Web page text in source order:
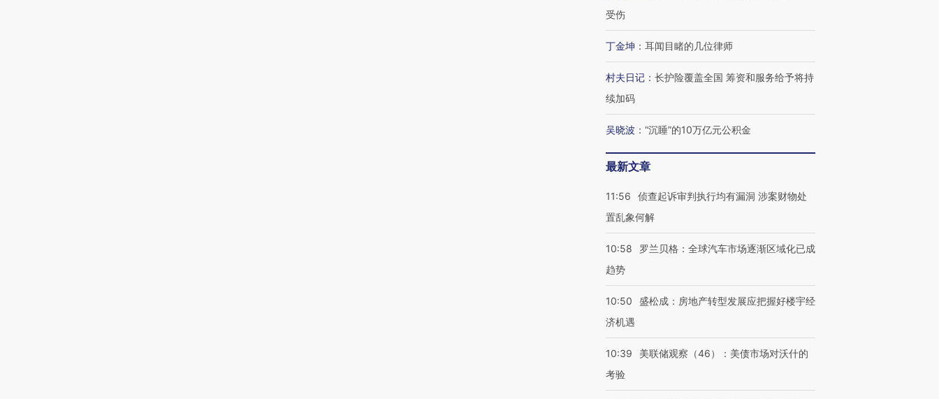
受伤
丁金坤 ： 耳闻目睹的几位律师
村夫日记 ： 长护险覆盖全国 筹资和服务给予将持
续加码
吴晓波 ： “沉睡”的10万亿元公积金
最新文章
11:56
侦查起诉审判执行均有漏洞 涉案财物处
置乱象何解
10:58
罗兰贝格：全球汽车市场逐渐区域化已成
趋势
10:50
盛松成：房地产转型发展应把握好楼宇经
济机遇
10:39
美联储观察（46）：美债市场对沃什的
考验